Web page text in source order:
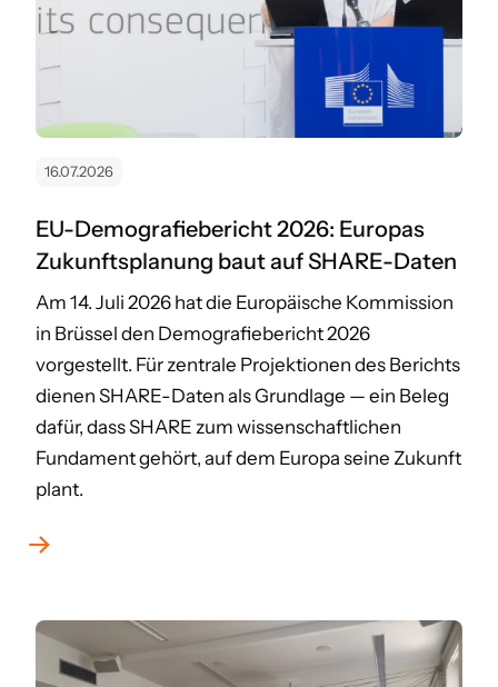
16.07.2026
EU-Demografiebericht 2026: Europas
Zukunftsplanung baut auf SHARE-Daten
Am 14. Juli 2026 hat die Europäische Kommission
in Brüssel den Demografiebericht 2026
vorgestellt. Für zentrale Projektionen des Berichts
dienen SHARE-Daten als Grundlage — ein Beleg
dafür, dass SHARE zum wissenschaftlichen
Fundament gehört, auf dem Europa seine Zukunft
plant.